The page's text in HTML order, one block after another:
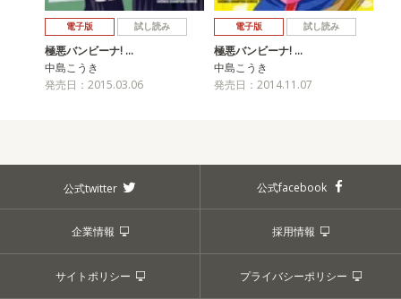
電子版 試し読み
極悪バンビーナ! …
中島こうき
発売日：2015.03.06
電子版 試し読み
極悪バンビーナ! …
中島こうき
発売日：2014.11.07
公式twitter 公式facebook
企業情報 採用情報
サイトポリシー プライバシーポリシー